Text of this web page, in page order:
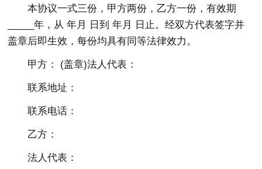
本协议一式三份，甲方两份，乙方一份，有效期
_____年，从 年月 日到 年月 日止。经双方代表签字并
盖章后即生效，每份均具有同等法律效力。
甲方： (盖章)法人代表：
联系地址：
联系电话：
乙方：
法人代表：